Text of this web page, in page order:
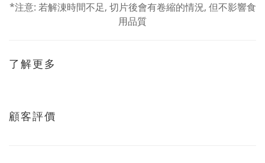
*注意: 若解涷時間不足, 切片後會有卷縮的情況, 但不影響食
用品質
了解更多
顧客評價